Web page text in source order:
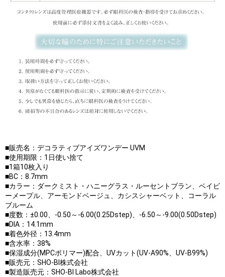
■販売名：デコラティブアイズワンデー UVM
■使用期限：1日使い捨て
■1箱10枚入り
■BC：8.7mm
■カラー：ダークミスト・ハニーグラス・ルーセントブラン、ベイビ
ーメープル、アーモンドベージュ、カシスシャーベット、コーラル
ブルーム
■度数：±0.00、-0.50～-6.00(0.25Dstep)、-6.50～-9.00(0.50Dstep)
■DIA：14.1mm
■着色外径：13.4mm
■含水率：38%
■保湿成分(MPCポリマー)配合、UVカット(UV-A90%、UV-B99%)
■販売元：SHO-BI株式会社
■製造販売元：SHO-BI Labo株式会社